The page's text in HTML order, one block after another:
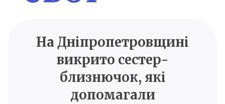
SVOI.DP.UA
Новини Дніпра
На Дніпропетровщині
викрито сестер-
близнючок, які
допомагали